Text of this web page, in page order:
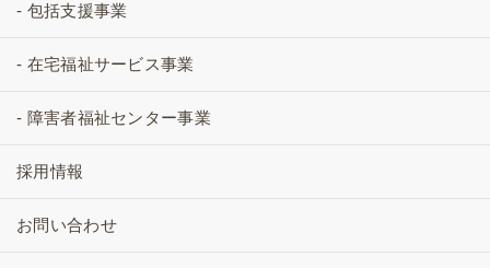
- 包括支援事業
- 在宅福祉サービス事業
- 障害者福祉センター事業
採用情報
お問い合わせ